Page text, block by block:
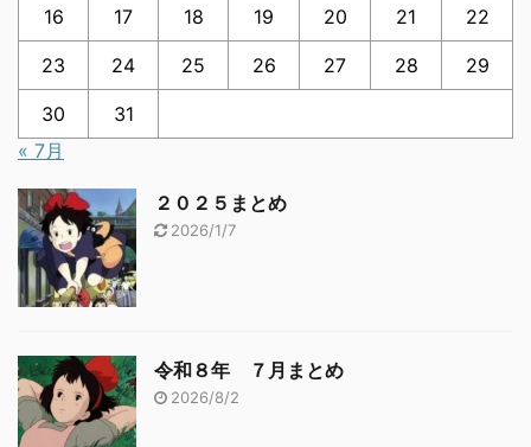
16 17 18 19 20 21 22
23 24 25 26 27 28 29
30
31
« 7月
２０２５まとめ
2026/1/7
令和８年 ７月まとめ
2026/8/2